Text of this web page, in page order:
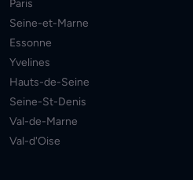
Paris
Seine-et-Marne
Essonne
Yvelines
Hauts-de-Seine
Seine-St-Denis
Val-de-Marne
Val-d'Oise